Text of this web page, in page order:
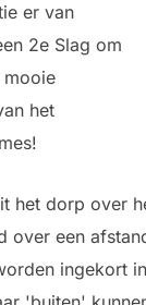
er van
2e Slag om
mooie
het
het dorp over
over een
ingekort